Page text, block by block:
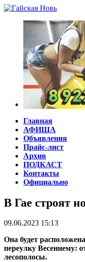
Главная
АФИША
Объявления
Прайс-лист
Архив
ПОДКАСТ
Контакты
Официально
В Гае строят
09.06.2023 15:13
Она будет
переулку Весеннему:
лесополосы.